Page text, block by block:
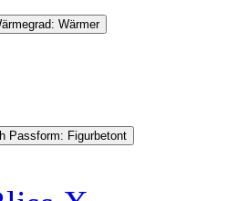
Wärmer
Passform: Figurbetont